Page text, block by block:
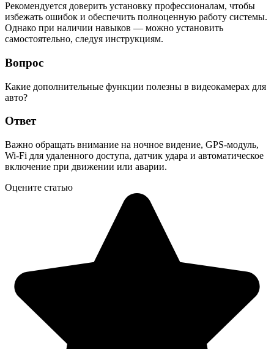
Рекомендуется доверить установку профессионалам, чтобы
избежать ошибок и обеспечить полноценную работу системы.
Однако при наличии навыков — можно установить
самостоятельно, следуя инструкциям.
Вопрос
Какие дополнительные функции полезны в видеокамерах для
авто?
Ответ
Важно обращать внимание на ночное видение, GPS-модуль,
Wi-Fi для удаленного доступа, датчик удара и автоматическое
включение при движении или аварии.
Оцените статью